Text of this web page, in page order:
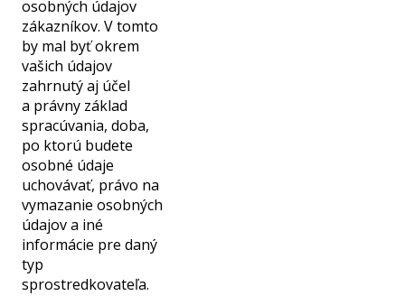
osobných údajov
zákazníkov. V tomto
by mal byť okrem
vašich údajov
zahrnutý aj účel
a právny základ
spracúvania, doba,
po ktorú budete
osobné údaje
uchovávať, právo na
vymazanie osobných
údajov a iné
informácie pre daný
typ
sprostredkovateľa.